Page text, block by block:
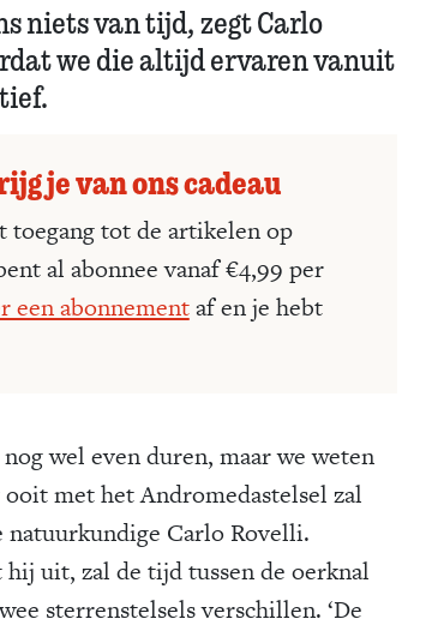
niets van tijd, zegt Carlo
we die altijd ervaren vanuit
je van ons cadeau
toegang tot de artikelen op
al abonnee vanaf €4,99 per
een abonnementaf en je hebt
wel even duren, maar we weten
met het Andromedastelsel zal
natuurkundige Carlo Rovelli.
uit, zal de tijd tussen de oerknal
sterrenstelsels verschillen. ‘De